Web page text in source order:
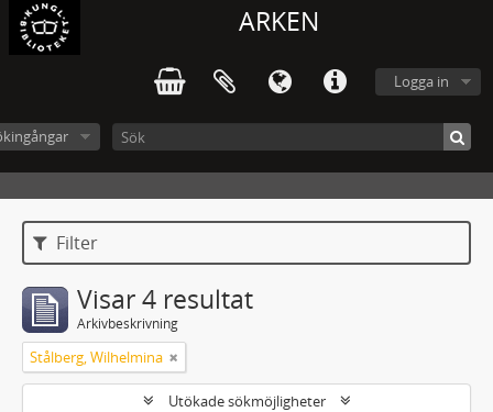
ARKEN
Logga in
Filter
Visar 4 resultat
Arkivbeskrivning
Stålberg, Wilhelmina
Utökade sökmöjligheter